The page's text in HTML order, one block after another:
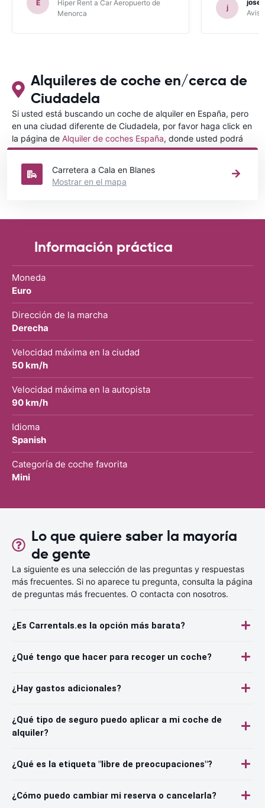
E
Hiper Rent a Car Aeropuerto de
Menorca
j
jose
Avis
Alquileres de coche en/cerca de
Ciudadela
Si usted está buscando un coche de alquiler en España, pero
en una ciudad diferente de Ciudadela, por favor haga click en
la página de Alquiler de coches España, donde usted podrá
elegir en qué ciudad de España desea alquilar un coche.
Carretera a Cala en Blanes
Mostrar en el mapa
Información práctica
Moneda
Euro
Dirección de la marcha
Derecha
Velocidad máxima en la ciudad
50 km/h
Velocidad máxima en la autopista
90 km/h
Idioma
Spanish
Categoría de coche favorita
Mini
Lo que quiere saber la mayoría
de gente
La siguiente es una selección de las preguntas y respuestas
más frecuentes. Si no aparece tu pregunta, consulta la página
de preguntas más frecuentes. O contacta con nosotros.
¿Es Carrentals.es la opción más barata?
¿Qué tengo que hacer para recoger un coche?
¿Hay gastos adicionales?
¿Qué tipo de seguro puedo aplicar a mi coche de
alquiler?
¿Qué es la etiqueta "libre de preocupaciones"?
¿Cómo puedo cambiar mi reserva o cancelarla?